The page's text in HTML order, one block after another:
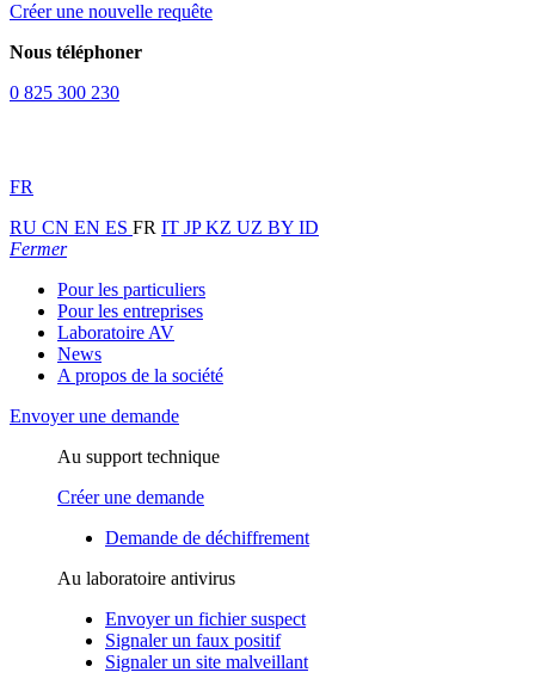
Créer une nouvelle requête
Nous téléphoner
0 825 300 230
FR
RU CN EN ES FR IT JPKZ UZ BY ID
Fermer
Pour les particuliers
Pour les entreprises
Laboratoire AV
News
A propos de la société
Envoyer une demande
Au support technique
Créer une demande
Demande de déchiffrement
Au laboratoire antivirus
Envoyer un fichier suspect
Signaler un faux positif
Signaler un site malveillant